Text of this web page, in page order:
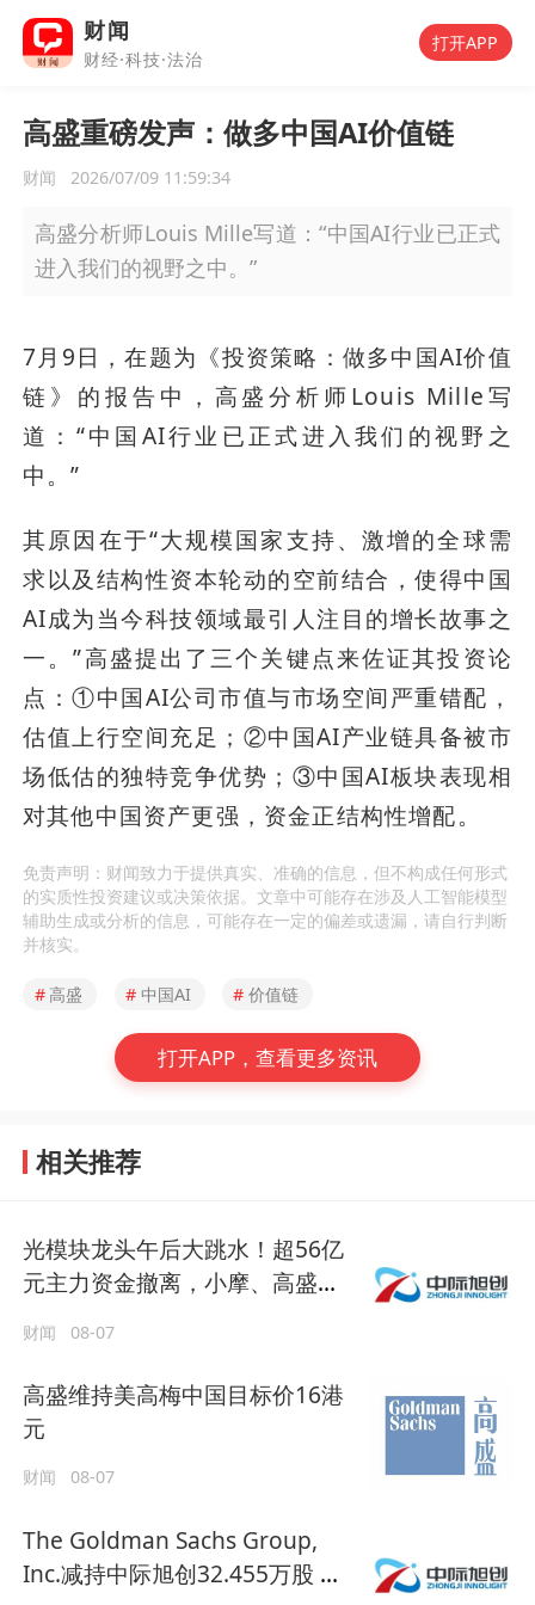
财闻
财经·科技·法治
打开APP
高盛重磅发声：做多中国AI价值链
财闻 2026/07/09 11:59:34
高盛分析师Louis Mille写道：“中国AI行业已正式
进入我们的视野之中。”
7月9日，在题为《投资策略：做多中国AI价值
链》的报告中，高盛分析师Louis Mille写
道：“中国AI行业已正式进入我们的视野之
中。”
其原因在于“大规模国家支持、激增的全球需
求以及结构性资本轮动的空前结合，使得中国
AI成为当今科技领域最引人注目的增长故事之
一。”高盛提出了三个关键点来佐证其投资论
点：①中国AI公司市值与市场空间严重错配，
估值上行空间充足；②中国AI产业链具备被市
场低估的独特竞争优势；③中国AI板块表现相
对其他中国资产更强，资金正结构性增配。
免责声明：财闻致力于提供真实、准确的信息，但不构成任何形式
的实质性投资建议或决策依据。文章中可能存在涉及人工智能模型
辅助生成或分析的信息，可能存在一定的偏差或遗漏，请自行判断
并核实。
# 高盛 # 中国AI # 价值链
打开APP，查看更多资讯
相关推荐
光模块龙头午后大跳水！超56亿
元主力资金撤离，小摩、高盛却
财闻 08-07
高盛维持美高梅中国目标价16港
元
财闻 08-07
The Goldman Sachs Group,
Inc.减持中际旭创32.455万股 每